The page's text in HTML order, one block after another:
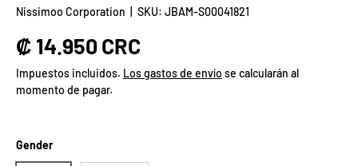
Nissimoo Corporation SKU: JBAM-S00041821
Precio normal
₡ 14.950 CRC
Impuestos incluidos. Los gastos de envío se calcularán al
momento de pagar.
Gender